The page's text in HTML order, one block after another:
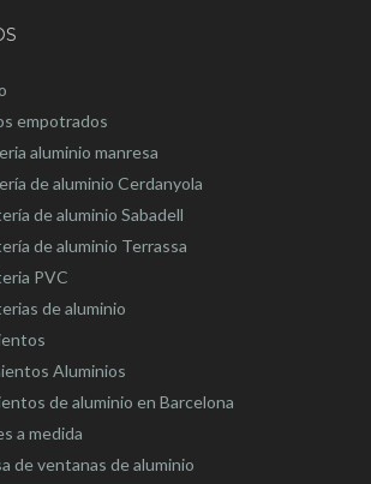
empotrados
aluminio manresa
de aluminio Cerdanyola
de aluminio Sabadell
de aluminio Terrassa
PVC
de aluminio
Aluminios
de aluminio en Barcelona
a medida
de ventanas de aluminio